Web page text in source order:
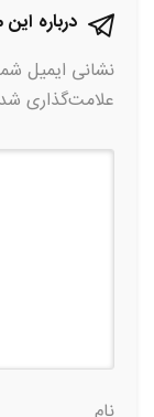
درباره
نشانی ایمیل
علامت‌گذاری